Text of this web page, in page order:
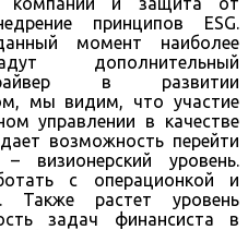
принципов ESG.
момент наиболее
дополнительный
в развитии
мы видим, что участие
управлении в качестве
возможность перейти
визионерский уровень.
с операционкой и
Также растет уровень
задач финансиста в